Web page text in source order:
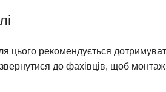
рекомендується
до фахівців, щоб